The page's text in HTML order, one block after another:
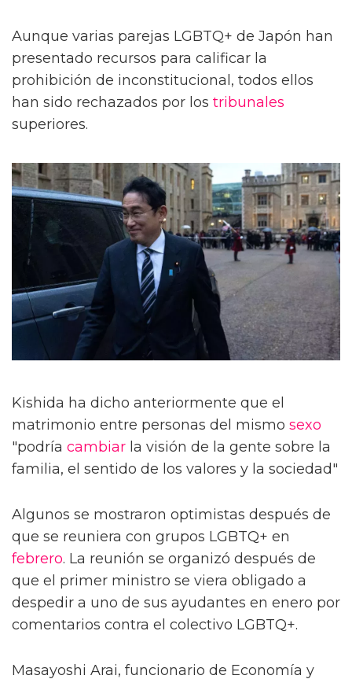
Aunque varias parejas LGBTQ+ de Japón han
presentado recursos para calificar la
prohibición de inconstitucional, todos ellos
han sido rechazados por los tribunales
superiores.
Kishida ha dicho anteriormente que el
matrimonio entre personas del mismo sexo
"podría cambiar la visión de la gente sobre la
familia, el sentido de los valores y la sociedad"
Algunos se mostraron optimistas después de
que se reuniera con grupos LGBTQ+ en
febrero. La reunión se organizó después de
que el primer ministro se viera obligado a
despedir a uno de sus ayudantes en enero por
comentarios contra el colectivo LGBTQ+.
Masayoshi Arai, funcionario de Economía y